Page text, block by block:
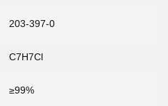
203-397-0
C7H7Cl
≥99%